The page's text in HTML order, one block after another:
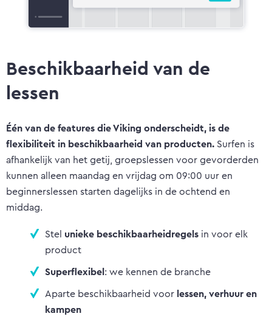
Beschikbaarheid van de
lessen
Één van de features die Viking onderscheidt, is de
flexibiliteit in beschikbaarheid van producten.Surfen is
afhankelijk van het getij, groepslessen voor gevorderden
kunnen alleen maandag en vrijdag om 09:00 uur en
beginnerslessen starten dagelijks in de ochtend en
middag.
Stel unieke beschikbaarheidregels in voor elk
product
Superflexibel: we kennen de branche
Aparte beschikbaarheid voor lessen, verhuur en
kampen